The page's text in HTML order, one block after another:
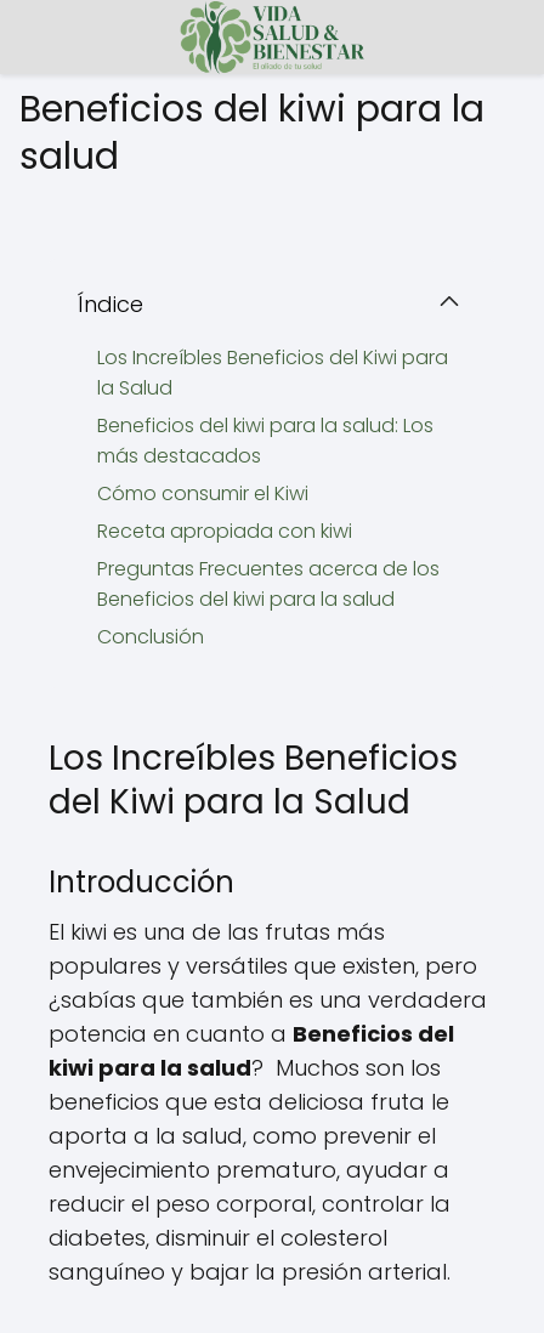
Beneficios del kiwi para la
salud
Índice
Los Increíbles Beneficios del Kiwi para
la Salud
Beneficios del kiwi para la salud: Los
más destacados
Cómo consumir el Kiwi
Receta apropiada con kiwi
Preguntas Frecuentes acerca de los
Beneficios del kiwi para la salud
Conclusión
Los Increíbles Beneficios
del Kiwi para la Salud
Introducción
El kiwi es una de las frutas más
populares y versátiles que existen, pero
¿sabías que también es una verdadera
potencia en cuanto a Beneficios del
kiwi para la salud? Muchos son los
beneficios que esta deliciosa fruta le
aporta a la salud, como prevenir el
envejecimiento prematuro, ayudar a
reducir el peso corporal, controlar la
diabetes, disminuir el colesterol
sanguíneo y bajar la presión arterial.